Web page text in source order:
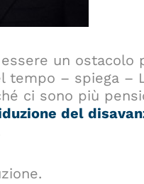
un ostacolo
tempo – spiega –
ci sono più
del